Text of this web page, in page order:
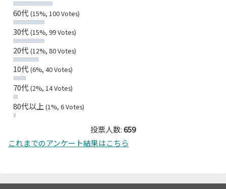
60代(15%, 100 Votes)
30代(15%, 99 Votes)
20代(12%, 80 Votes)
10代(6%, 40 Votes)
70代(2%, 14 Votes)
80代以上 (1%, 6 Votes)
投票人数:659
これまでのアンケート結果はこちら